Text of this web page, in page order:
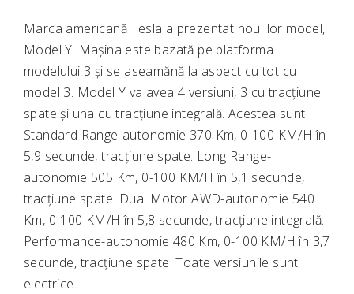
Marca americană Tesla a prezentat noul lor model,
Model Y. Mașina este bazată pe platforma
modelului 3 și se aseamănă la aspect cu tot cu
model 3. Model Y va avea 4 versiuni, 3 cu tracțiune
spate și una cu tracțiune integrală. Acestea sunt:
Standard Range-autonomie 370 Km, 0-100 KM/H în
5,9 secunde, tracțiune spate. Long Range-
autonomie 505 Km, 0-100 KM/H în 5,1 secunde,
tracțiune spate. Dual Motor AWD-autonomie 540
Km, 0-100 KM/H în 5,8 secunde, tracțiune integrală.
Performance-autonomie 480 Km, 0-100 KM/H în 3,7
secunde, tracțiune spate. Toate versiunile sunt
electrice.